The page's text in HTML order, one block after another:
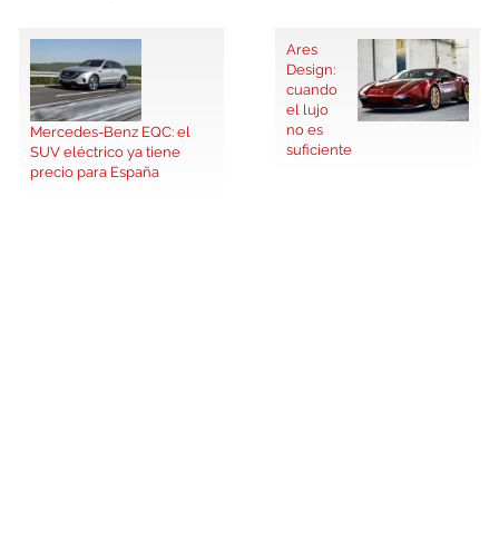
Mercedes-Benz EQC: el
SUV eléctrico ya tiene
precio para España
Ares
Design:
cuando
el lujo
no es
suficiente